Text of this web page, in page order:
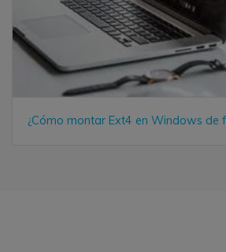
¿Cómo montar Ext4 en Windows de